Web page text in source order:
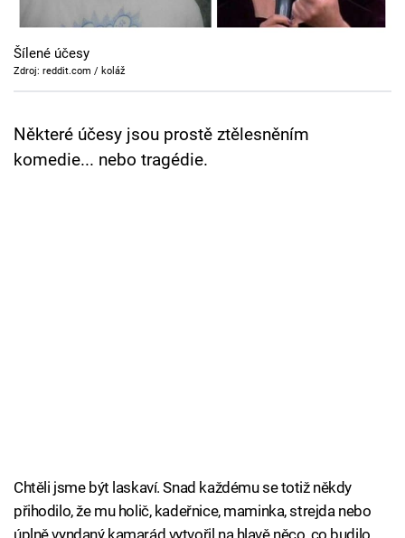
Cool Esport
Pořady
Sledujte prima+
Šílené účesy
Zdroj: reddit.com / koláž
Některé účesy jsou prostě ztělesněním
komedie... nebo tragédie.
Chtěli jsme být laskaví. Snad každému se totiž někdy
přihodilo, že mu holič, kadeřnice, maminka, strejda nebo